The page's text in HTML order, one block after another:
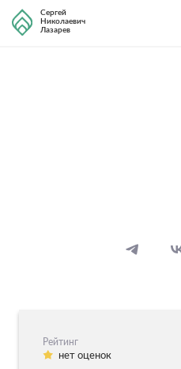
Сергей
Николаевич
Лазарев
Рейтинг
нет оценок